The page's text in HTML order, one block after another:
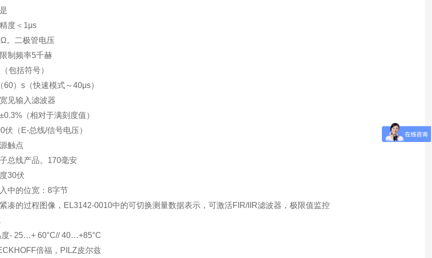
度＜1μs
。二极管电压
制频率5千赫
包括符号）
60）s（快速模式～40μs）
见输入滤波器
（相对于满刻度值）
伏（E-总线/信号电压）
触点
总线产品。170毫安
30伏
中的位宽：8字节
凑的过程图像，EL3142-0010中的可切换测量数据表示，可激活FIR/IIR滤波器，极限值监控
度- 25…+ 60°C// 40…+85°C
倍福，PILZ皮尔兹